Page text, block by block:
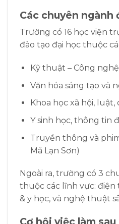
Các chuyên ngành
Trường có 16 học viện
đào tạo đại học thuộc
Kỹ thuật – Công
Văn hóa sáng tạo và
Khoa học xã hội,
Y sinh học, thông tin
Truyền thông và
Mã Lạn Sơn)
Ngoài ra, trường có 3
thuộc các lĩnh vực:
& y học, và nghệ thuật
Cơ hội việc làm